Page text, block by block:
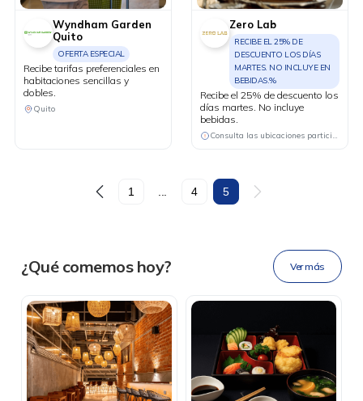
Wyndham Garden
Quito
OFERTA ESPECIAL
Recibe tarifas preferenciales en
habitaciones sencillas y
dobles.
Quito
Zero Lab
RECIBE EL 25% DE
DESCUENTO LOS DÍAS
MARTES. NO INCLUYE EN
BEBIDAS.%
Recibe el 25% de descuento los
días martes. No incluye
bebidas.
Consulta las ubicaciones participantes
1 4 5
Ahora tus blu benefits
en una
sola app.
DESCÁRGALA
¿Qué comemos hoy? Ver más